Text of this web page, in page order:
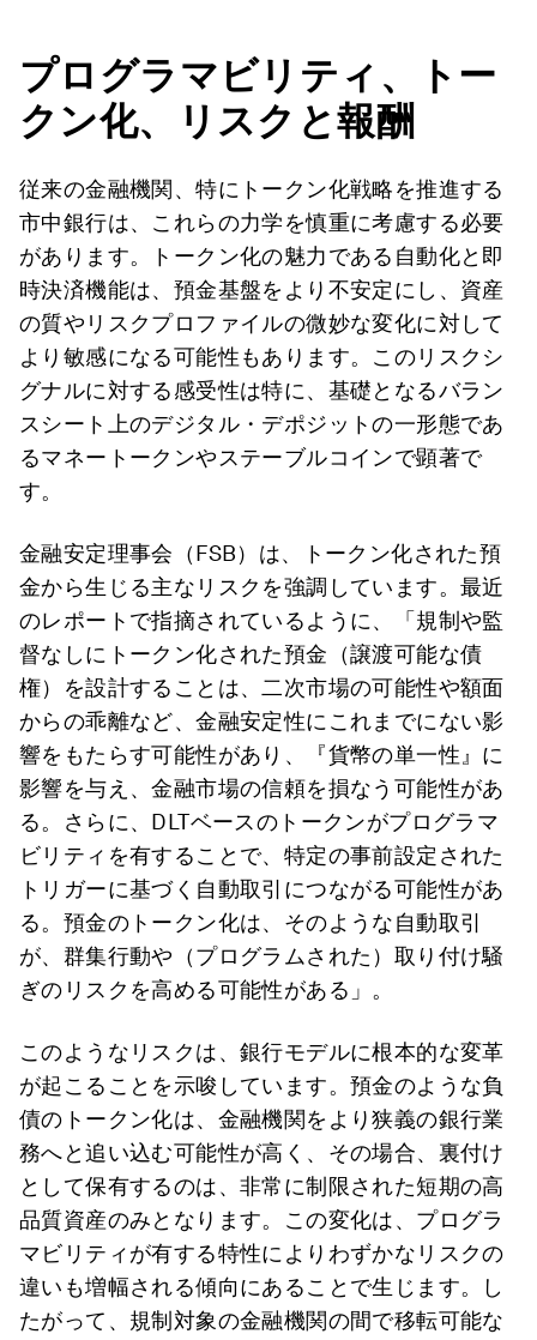
プログラマビリティ、トー
クン化、リスクと報酬
従来の金融機関、特にトークン化戦略を推進する
市中銀行は、これらの力学を慎重に考慮する必要
があります。トークン化の魅力である自動化と即
時決済機能は、預金基盤をより不安定にし、資産
の質やリスクプロファイルの微妙な変化に対して
より敏感になる可能性もあります。このリスクシ
グナルに対する感受性は特に、基礎となるバラン
スシート上のデジタル・デポジットの一形態であ
るマネートークンやステーブルコインで顕著で
す。
金融安定理事会（FSB）は、トークン化された預
金から生じる主なリスクを強調しています。最近
のレポートで指摘されているように、「規制や監
督なしにトークン化された預金（譲渡可能な債
権）を設計することは、二次市場の可能性や額面
からの乖離など、金融安定性にこれまでにない影
響をもたらす可能性があり、『貨幣の単一性』に
影響を与え、金融市場の信頼を損なう可能性があ
る。さらに、DLTベースのトークンがプログラマ
ビリティを有することで、特定の事前設定された
トリガーに基づく自動取引につながる可能性があ
る。預金のトークン化は、そのような自動取引
が、群集行動や（プログラムされた）取り付け騒
ぎのリスクを高める可能性がある」。
このようなリスクは、銀行モデルに根本的な変革
が起こることを示唆しています。預金のような負
債のトークン化は、金融機関をより狭義の銀行業
務へと追い込む可能性が高く、その場合、裏付け
として保有するのは、非常に制限された短期の高
品質資産のみとなります。この変化は、プログラ
マビリティが有する特性によりわずかなリスクの
違いも増幅される傾向にあることで生じます。し
たがって、規制対象の金融機関の間で移転可能な